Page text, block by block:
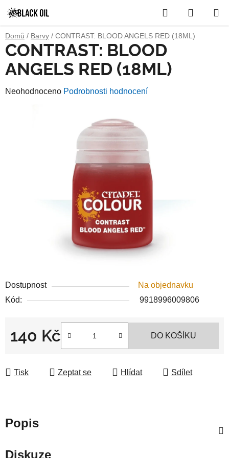
na
obsah
Hledat
KOŠÍK
Domů / Barvy / CONTRAST: BLOOD ANGELS RED (18ML)
Dostupnost
Na objednavku
Kód:
9918996009806
140 Kč DO KOŠÍKU
Tisk Zeptat se Hlídat Sdílet
CONTRAST: BLOOD
ANGELS RED (18ML)
Průměrné
Neohodnoceno Podrobnosti hodnocení
Popis
Diskuze